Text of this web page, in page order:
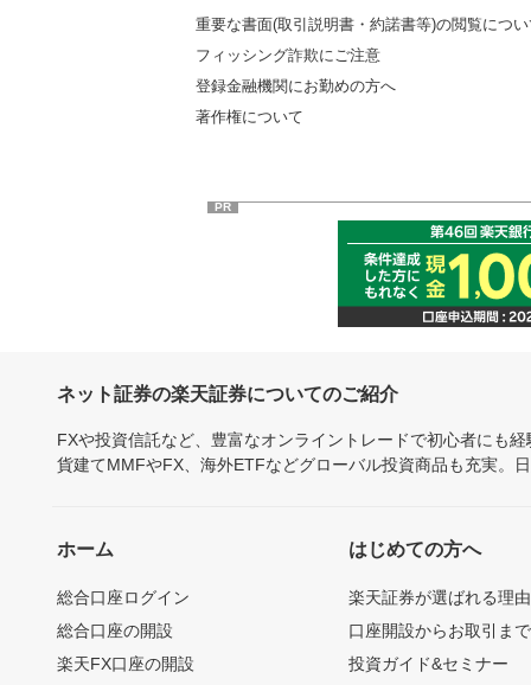
重要な書面(取引説明書・約諾書等)の閲覧につ
フィッシング詐欺にご注意
登録金融機関にお勤めの方へ
著作権について
PR
ネット証券の楽天証券についてのご紹介
FXや投資信託など、豊富なオンライントレードで初心者にも
貨建てMMFやFX、海外ETFなどグローバル投資商品も充実。
ホーム
総合口座ログイン
総合口座の開設
楽天FX口座の開設
はじめての方へ
楽天証券が選ばれる理由
口座開設からお取引ま
投資ガイド&セミナー